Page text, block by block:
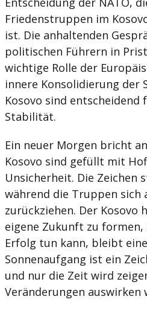
Friedenstruppen im
ist. Die anhaltenden
politischen Führern in
wichtige Rolle der
innere Konsolidierung der
Kosovo sind
Stabilität.
Ein neuer Morgen bricht
Kosovo sind gefüllt mit
Unsicherheit. Die Zeichen
während die Truppen sich
zurückziehen. Der Kosovo
eigene Zukunft zu
Erfolg tun kann, bleibt
Sonnenaufgang ist ein
und nur die Zeit wird
Veränderungen auswirken